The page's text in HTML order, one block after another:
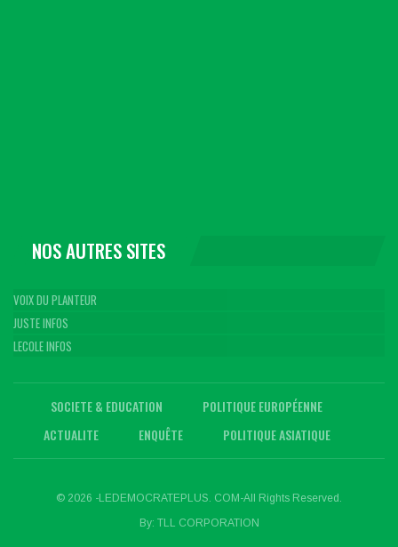
NOS AUTRES SITES
VOIX DU PLANTEUR
JUSTE INFOS
LECOLE INFOS
SOCIETE & EDUCATION
POLITIQUE EUROPÉENNE
ACTUALITE
ENQUÊTE POLITIQUE ASIATIQUE
© 2026 -LEDEMOCRATEPLUS. COM-All Rights Reserved.
By: TLL CORPORATION